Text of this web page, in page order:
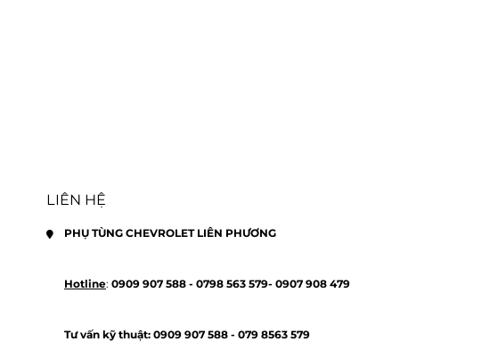
LIÊN HỆ
PHỤ TÙNG CHEVROLET LIÊN PHƯƠNG
Hotline: 0909 907 588 - 0798 563 579- 0907 908 479
Tư vấn kỹ thuật: 0909 907 588 - 079 8563 579